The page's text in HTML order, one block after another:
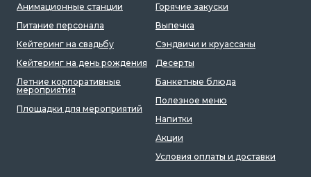
Анимационные станции
Питание персонала
Кейтеринг на свадьбу
Кейтеринг на день рождения
Летние корпоративные
мероприятия
Площадки для мероприятий
Горячие закуски
Выпечка
Сэндвичи и круассаны
Десерты
Банкетные блюда
Полезное меню
Напитки
Акции
Условия оплаты и доставки